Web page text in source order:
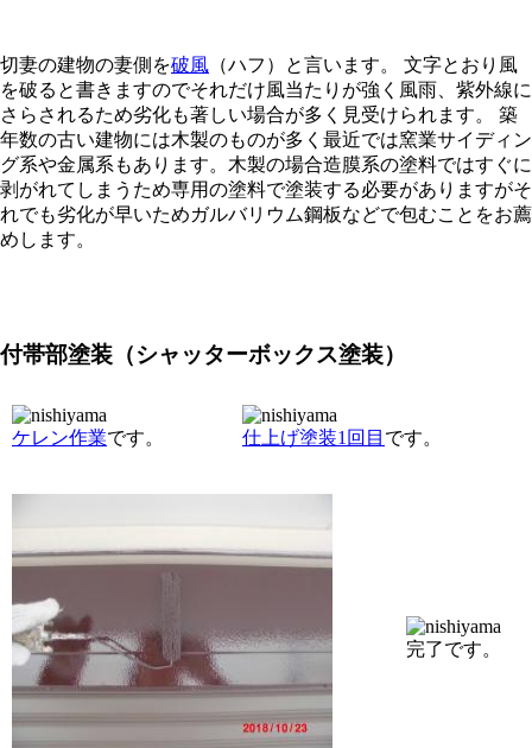
切妻の建物の妻側を破風 （ハフ）と言います。 文字とおり風
を破ると書きますのでそれだけ風当たりが強く風雨、紫外線に
さらされるため劣化も著しい場合が多く見受けられます。 築
年数の古い建物には木製のものが多く最近では窯業サイディン
グ系や金属系もあります。木製の場合造膜系の塗料ではすぐに
剥がれてしまうため専用の塗料で塗装する必要がありますがそ
れでも劣化が早いためガルバリウム鋼板などで包むことをお薦
めします。
付帯部塗装（シャッターボックス塗装）
ケレン作業です。 仕上げ塗装1回目 です。
完了です。